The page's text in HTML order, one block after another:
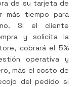
de su tarjeta de
más tiempo para
Si el cliente
y solicita la
, cobrará el 5%
operativa y
más el costo de
del pedido si